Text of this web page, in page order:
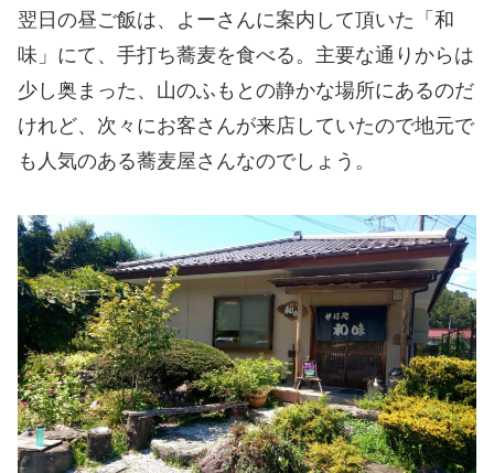
翌日の昼ご飯は、よーさんに案内して頂いた「和
味」にて、手打ち蕎麦を食べる。主要な通りからは
少し奥まった、山のふもとの静かな場所にあるのだ
けれど、次々にお客さんが来店していたので地元で
も人気のある蕎麦屋さんなのでしょう。